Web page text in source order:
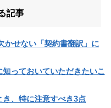
記事
かせない「契約書翻訳」に
っておいていただきたいこ
、特に注意すべき3点